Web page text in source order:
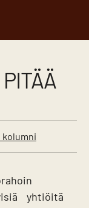
kolumni
yhtiöitä